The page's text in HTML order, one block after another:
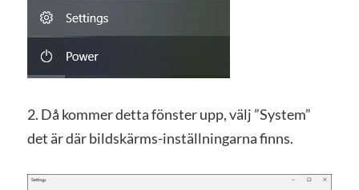
2. Då kommer detta fönster upp, välj ”System”
det är där bildskärms-inställningarna finns.